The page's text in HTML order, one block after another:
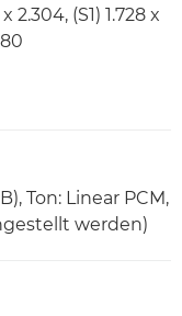
2.304, (S1) 1.728 x
Ton: Linear PCM,
werden)